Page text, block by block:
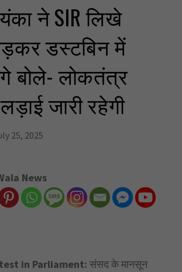
ने SIR लिखे
डस्टबिन में
बोले- लोकतंत्र
जारी रहेगी
25, 2025
News
in Parliament: संसद के मानसून